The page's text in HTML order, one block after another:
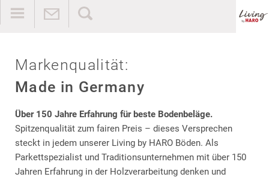
Markenqualität:
Made in Germany
Über 150 Jahre Erfahrung für beste Bodenbeläge.
Spitzenqualität zum fairen Preis – dieses Versprechen
steckt in jedem unserer Living by HARO Böden. Als
Parkettspezialist und Traditionsunternehmen mit über 150
Jahren Erfahrung in der Holzverarbeitung denken und